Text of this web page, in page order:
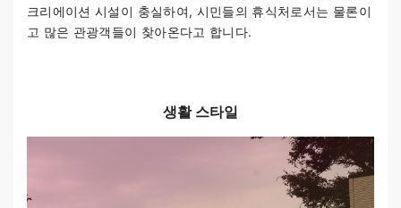
크리에이션 시설이 충실하여, 시민들의 휴식처로서는 물론이
고 많은 관광객들이 찾아온다고 합니다.
생활 스타일